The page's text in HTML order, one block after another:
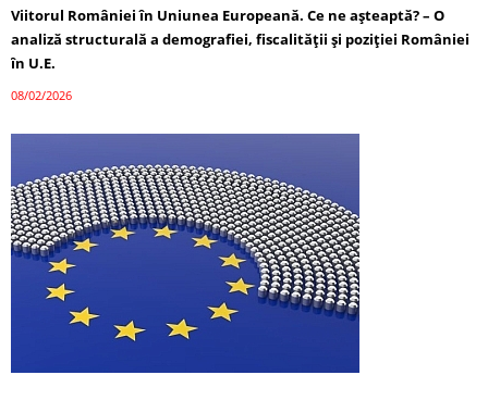
Viitorul României în Uniunea Europeană. Ce ne așteaptă? – O
analiză structurală a demografiei, fiscalității și poziției României
în U.E.
08/02/2026